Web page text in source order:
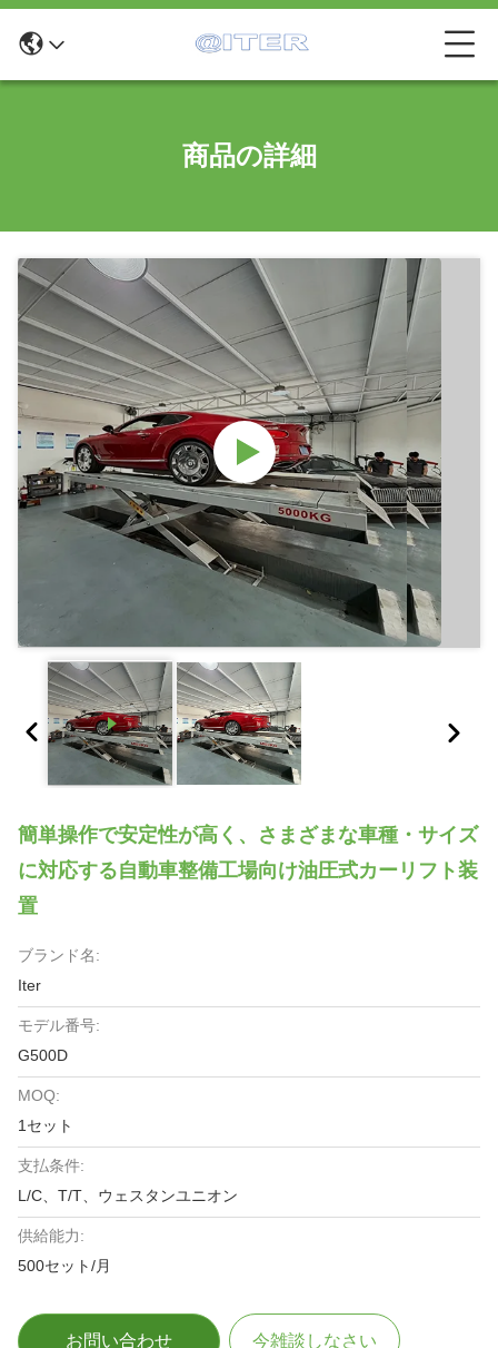
商品の詳細
簡単操作で安定性が高く、さまざまな車種・サイズ
に対応する自動車整備工場向け油圧式カーリフト装
置
ブランド名:
Iter
モデル番号:
G500D
MOQ:
1セット
支払条件:
L/C、T/T、ウェスタンユニオン
供給能力:
500セット/月
お問い合わせ 今雑談しなさい